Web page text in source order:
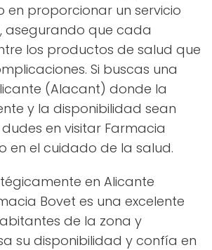
proporcionar un servicio
asegurando que cada
los productos de salud que
Si buscas una
(Alacant) donde la
y la disponibilidad sean
en visitar Farmacia
en el cuidado de la salud.
en Alicante
Bovet es una excelente
de la zona y
su disponibilidad y confía en